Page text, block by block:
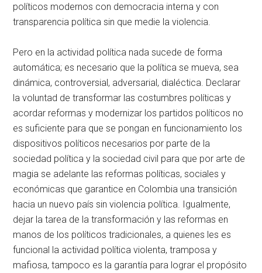
políticos modernos con democracia interna y con
transparencia política sin que medie la violencia.
Pero en la actividad política nada sucede de forma
automática; es necesario que la política se mueva, sea
dinámica, controversial, adversarial, dialéctica. Declarar
la voluntad de transformar las costumbres políticas y
acordar reformas y modernizar los partidos políticos no
es suficiente para que se pongan en funcionamiento los
dispositivos políticos necesarios por parte de la
sociedad política y la sociedad civil para que por arte de
magia se adelante las reformas políticas, sociales y
económicas que garantice en Colombia una transición
hacia un nuevo país sin violencia política. Igualmente,
dejar la tarea de la transformación y las reformas en
manos de los políticos tradicionales, a quienes les es
funcional la actividad política violenta, tramposa y
mafiosa, tampoco es la garantía para lograr el propósito